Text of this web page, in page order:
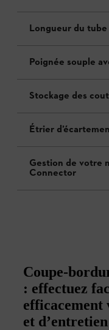
Longueur du
Poignée souple
Stockage des
Étrier
Gestion de votre
Connector
Coupe-
: effectuez
efficacement
et